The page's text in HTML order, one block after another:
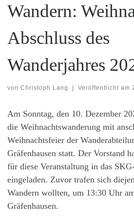
Wandern:
Abschluss des
Wanderjahres
von Christoph Lang Veröffentlicht am
Am Sonntag, den 10. Dezember
die Weihnachtswanderung mit
Weihnachtsfeier der
Gräfenhausen statt. Der Vorstand
für diese Veranstaltung in das
eingeladen. Zuvor trafen sich
Wandern wollten, um 13:30 Uhr
Gräfenhausen.